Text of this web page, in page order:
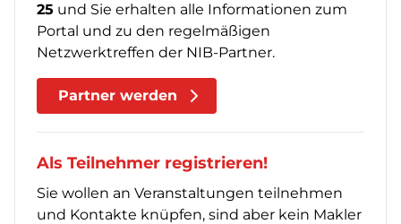
25 und Sie erhalten alle Informationen zum
Portal und zu den regelmäßigen
Netzwerktreffen der NIB-Partner.
Partner werden
Als Teilnehmer registrieren!
Sie wollen an Veranstaltungen teilnehmen
und Kontakte knüpfen, sind aber kein Makler